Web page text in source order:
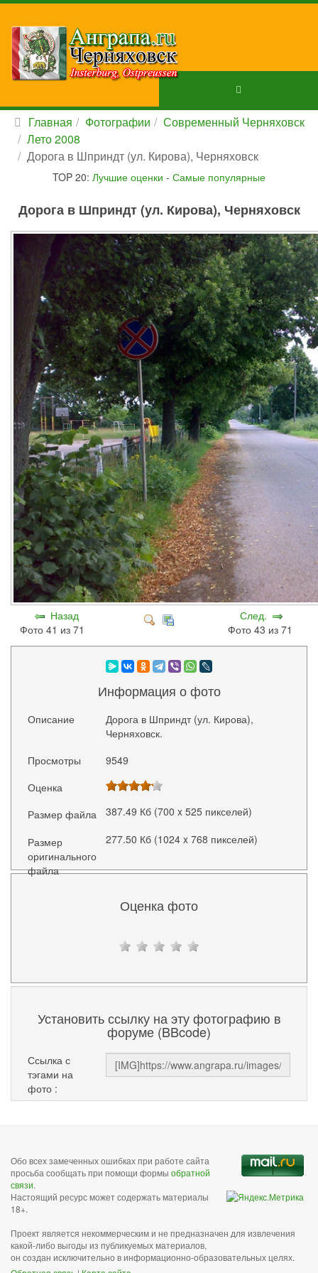
Главная Фотографии
Современный Черняховск
Лето 2008
Дорога в Шприндт (ул. Кирова), Черняховск
TOP 20: Лучшие оценки - Самые популярные
Дорога в Шприндт (ул. Кирова), Черняховск
Назад
Фото 41 из 71
След.
Фото 43 из 71
Информация о фото
Описание
Дорога в Шприндт (ул. Кирова),
Черняховск.
Просмотры
9549
Оценка
Размер файла
387.49 Кб (700 x 525 пикселей)
Размер
оригинального
файла
277.50 Кб (1024 x 768 пикселей)
Оценка фото
Установить ссылку на эту фотографию в
форуме (BBcode)
Ссылка с
тэгами на
фото :
Обо всех замеченных ошибках при работе сайта
просьба сообщать при помощи формы обратной
связи.
Настоящий ресурс может содержать материалы
18+.
Проект является некоммерческим и не предназначен для извлечения
какой-либо выгоды из публикуемых материалов,
он создан исключительно в информационно-образовательных целях.